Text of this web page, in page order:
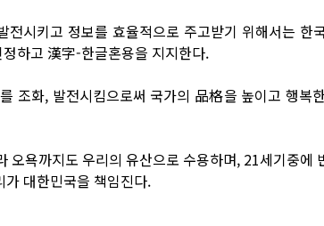
시키고 정보를 효율적으로 주고받기 위해서는 한
하고 漢字-한글혼용을 지지한다.
조화, 발전시킴으로써 국가의 品格을 높이고 행복
욕까지도 우리의 유산으로 수용하며, 21세기중에
대한민국을 책임진다.